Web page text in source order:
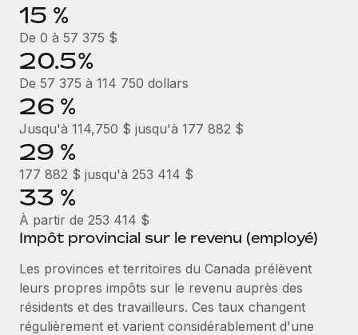
Comment Phiture gère ses 55 employés
répartis dans 19 pays grâce à Remote
Phiture, un leader notable du conseil en matière de
croissance mobile internationale, encourage les...
En savoir plus
15 %
De 0 à 57 375 $
20.5%
De 57 375 à 114 750 dollars
26 %
Jusqu'à 114,750 $ jusqu'à 177 882 $
29 %
177 882 $ jusqu'à 253 414 $
33 %
À partir de 253 414 $
Impôt provincial sur le revenu (employé)
Les provinces et territoires du Canada prélèvent
leurs propres impôts sur le revenu auprès des
résidents et des travailleurs. Ces taux changent
régulièrement et varient considérablement d'une